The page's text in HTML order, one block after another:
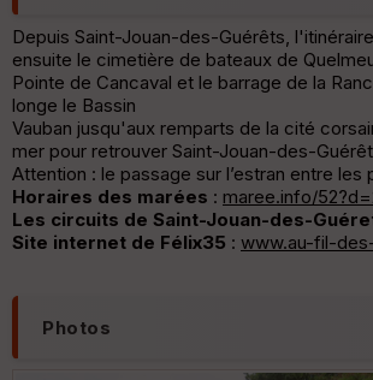
Depuis Saint-Jouan-des-Guérêts,
ensuite le cimetière de bateaux de
Pointe de Cancaval et le barrage de la
longe le Bassin
Vauban jusqu'aux remparts de la cité
mer pour retrouver Saint-Jouan-des-
Attention : le passage sur l’estran entre
Horaires des marées : maree.info/
Les circuits de Saint-Jouan-des-
Site internet de Félix35 : www.au-fil-
Photos